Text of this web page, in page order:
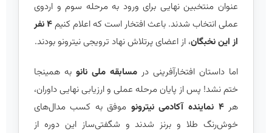
عنوان منتخبین نهایی برای ورود به مرحله سوم و اردوی
عملی انتخاب شدند. باعث افتخار است که اعلام کنیم ۴ نفر
از این نخبگان، از اعضای پرتلاش نهاد ترویجی نیترونو بودند.
اما داستان افتخارآفرینی در مسابقه ملی نانو به همینجا
ختم نشد! پس از پایان مرحله عملی و ارزیابی نهایی داوران،
هر۴ نماینده آکادمی نیترونو
موفق به کسب مدال‌های
خوش‌رنگ طلا و برنز شدند و شگفتی‌ساز این دوره از